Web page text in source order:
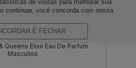
amaran
Queens Elixir Eau De Parfum
Masculino
de visitas para melhorar sua
continuar, você concorda com nossa
E FECHAR